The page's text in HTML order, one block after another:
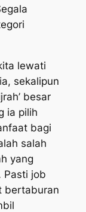
lewati
sekalipun
besar
ia pilih
bagi
salah
yang
Pasti job
bertaburan